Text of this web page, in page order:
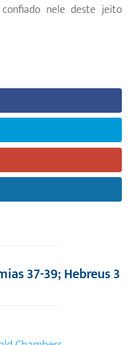
nele deste jeito
37-39; Hebreus 3